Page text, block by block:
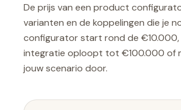
De prijs van een product
varianten en de koppelingen die je
configurator start rond de €10.000,
integratie oploopt tot €100.000 of
jouw scenario door.